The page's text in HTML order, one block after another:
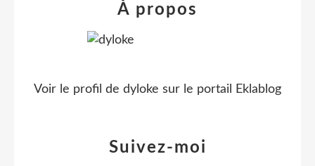
Suivez-moi
À propos
Voir le profil de dyloke sur le portail Eklablog